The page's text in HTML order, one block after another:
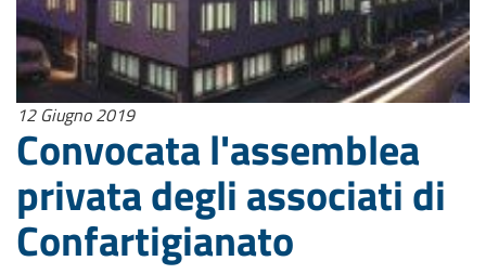
12 Giugno 2019
Convocata l'assemblea
privata degli associati di
Confartigianato